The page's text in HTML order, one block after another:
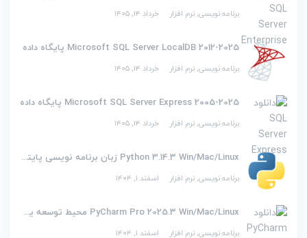
برنامه نویسی, نرم افزار خرداد ۱۴, ۱۴۰۵
2012-2025 Microsoft SQL Server LocalDB پایگاه داده
برنامه نویسی, نرم افزار خرداد ۱۴, ۱۴۰۵
2005-2025 Microsoft SQL Server Express پایگاه داده
برنامه نویسی, نرم افزار خرداد ۱۴, ۱۴۰۵
Python 3.14.3 Win/Mac/Linux زبان برنامه نویسی پایتون
برنامه نویسی, نرم افزار اسفند ۱, ۱۴۰۴
PyCharm Pro 2025.3 Win/Mac/Linux محیط توسعه یکپارچه برای پایتون
برنامه نویسی, نرم افزار اسفند ۱, ۱۴۰۴